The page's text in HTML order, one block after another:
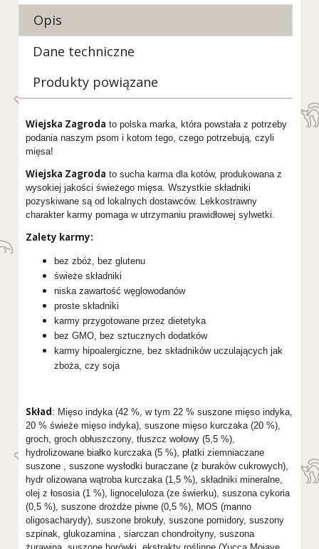
Opis
Dane techniczne
Produkty powiązane
Wiejska Zagroda to polska marka, która powstała z potrzeby
podania naszym psom i kotom tego, czego potrzebują, czyli
mięsa!
Wiejska Zagroda to sucha karma dla kotów, produkowana z
wysokiej jakości świeżego mięsa. Wszystkie składniki
pozyskiwane są od lokalnych dostawców. Lekkostrawny
charakter karmy pomaga w utrzymaniu prawidłowej sylwetki.
Zalety karmy:
bez zbóż, bez glutenu
świeże składniki
niska zawartość węglowodanów
proste składniki
karmy przygotowane przez dietetyka
bez GMO, bez sztucznych dodatków
karmy hipoalergiczne, bez składników uczulających jak
zboża, czy soja
Skład: Mięso indyka (42 %, w tym 22 % suszone mięso indyka,
20 % świeże mięso indyka), suszone mięso kurczaka (20 %),
groch, groch obłuszczony, tłuszcz wołowy (5,5 %),
hydrolizowane białko kurczaka (5 %), płatki ziemniaczane
suszone , suszone wysłodki buraczane (z buraków cukrowych),
hydr olizowana wątroba kurczaka (1,5 %), składniki mineralne,
olej z łososia (1 %), lignoceluloza (ze świerku), suszona cykoria
(0,5 %), suszone drożdże piwne (0,5 %), MOS (manno
oligosacharydy), suszone brokuły, suszone pomidory, suszony
szpinak, glukozamina , siarczan chondroityny, suszona